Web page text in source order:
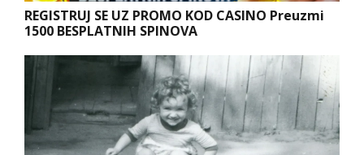
REGISTRUJ SE UZ PROMO KOD CASINO Preuzmi
1500 BESPLATNIH SPINOVA